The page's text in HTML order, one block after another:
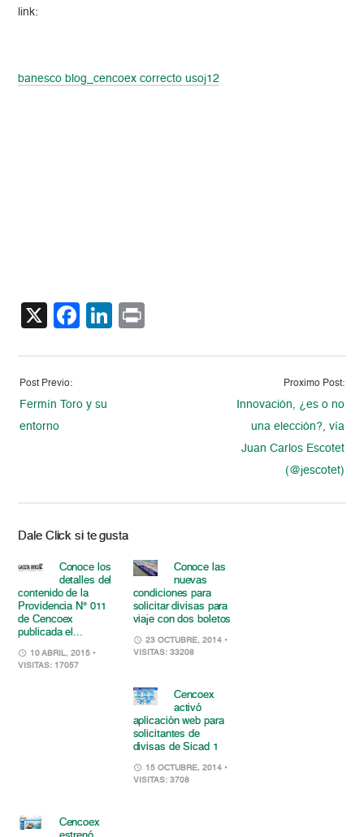
link:
banesco blog_cencoex correcto usoj12
X Facebook
LinkedIn
Post Previo:
Fermín Toro y su
entorno
Proximo Post:
Innovación, ¿es o no
una elección?, vía
Juan Carlos Escotet
(@jescotet)
Dale Click si te gusta
Conoce los
detalles del
contenido de la
Providencia N° 011
de Cencoex
publicada el...
10 ABRIL, 2015 •
VISITAS: 17057
Conoce las
nuevas
condiciones para
solicitar divisas para
viaje con dos boletos
23 OCTUBRE, 2014 •
VISITAS: 33208
Cencoex
activó
aplicación web para
solicitantes de
divisas de Sicad 1
15 OCTUBRE, 2014 •
VISITAS: 3708
Cencoex